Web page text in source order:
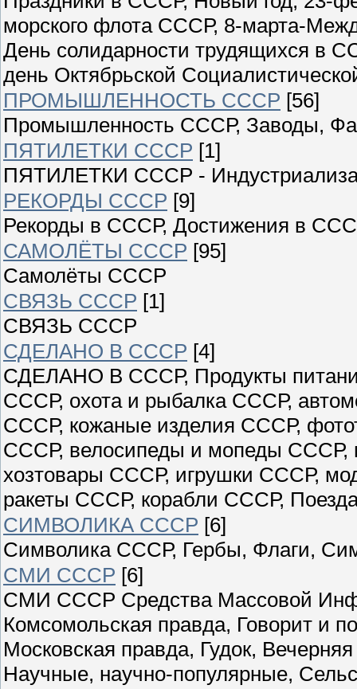
морского флота СССР, 8-марта-
День солидарности трудящихся в
день Октябрьской
ПРОМЫШЛЕННОСТЬ СССР [56]
Промышленность СССР, Заводы,
ПЯТИЛЕТКИ СССР [1]
ПЯТИЛЕТКИ СССР -
РЕКОРДЫ СССР [9]
Рекорды в СССР, Достижения в
САМОЛЁТЫ СССР [95]
Самолёты СССР
СВЯЗЬ СССР [1]
СВЯЗЬ СССР
СДЕЛАНО В СССР [4]
СДЕЛАНО В СССР, Продукты
СССР, охота и рыбалка СССР,
СССР, кожаные изделия СССР,
СССР, велосипеды и мопеды
хозтовары СССР, игрушки СССР,
ракеты СССР, корабли СССР,
СИМВОЛИКА СССР [6]
Символика СССР, Гербы, Флаги,
СМИ СССР [6]
СМИ СССР Средства Массовой
Комсомольская правда, Говорит и
Московская правда, Гудок,
Научные, научно-популярные,